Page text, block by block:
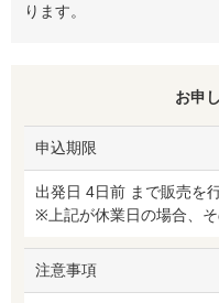
ります。
お申
申込期限
出発日 4日前 まで販売を
※上記が休業日の場合、そ
注意事項